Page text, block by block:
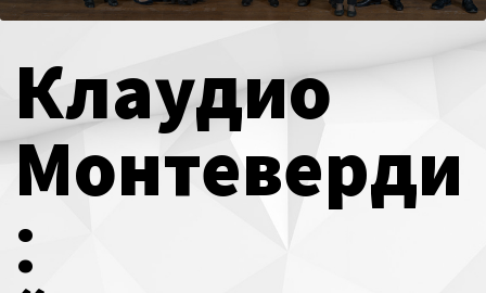
мой счет
заказ
Политика сайта
за голосом
Магия голоса
Виртуальный зал
Календарь
Клаудио
Монтеверди
: